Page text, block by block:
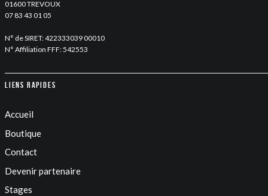
01600 TREVOUX
07 83 43 01 05
N° de SIRET: 422333039 00010
N° Affiliation FFF: 542553
Liens rapides
Accueil
Boutique
Contact
Devenir partenaire
Stages